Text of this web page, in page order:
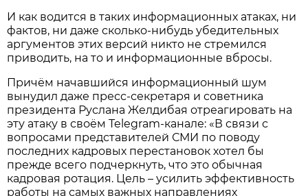
И как водится в таких информационных атаках, ни
фактов, ни даже сколько-нибудь убедительных
аргументов этих версий никто не стремился
приводить, на то и информационные вбросы.
Причём начавшийся информационный шум
вынудил даже пресс-секретаря и советника
президента Руслана Желдибая отреагировать на
эту атаку в своём Telegram-канале: «В связи с
вопросами представителей СМИ по поводу
последних кадровых перестановок хотел бы
прежде всего подчеркнуть, что это обычная
кадровая ротация. Цель – усилить эффективность
работы на самых важных направлениях